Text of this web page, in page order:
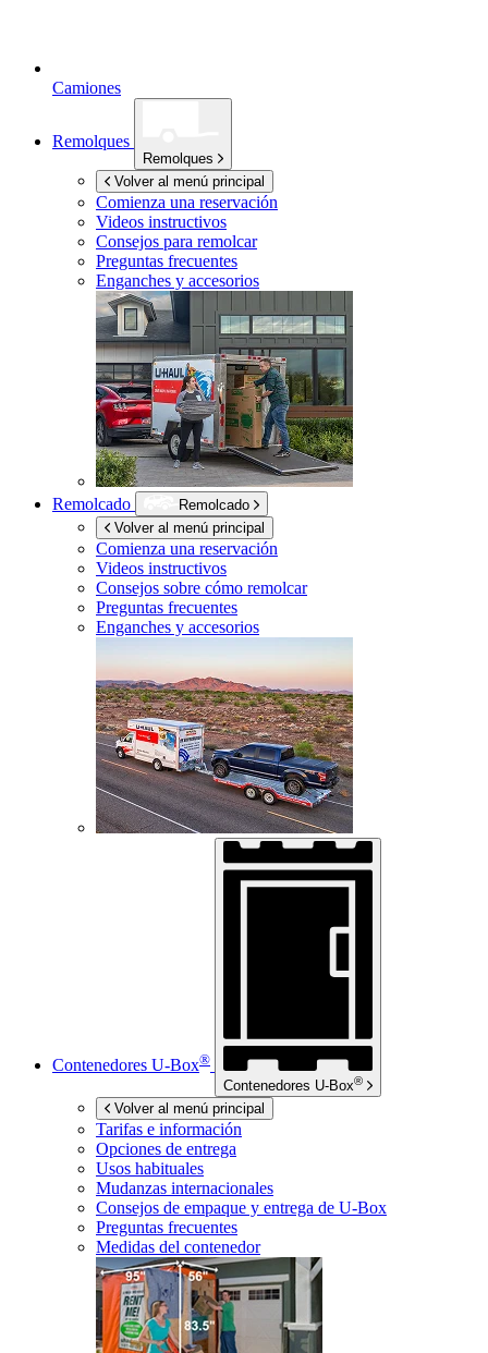
Camiones
Remolques
Remolques
Volver al menú principal
Comienza una reservación
Videos instructivos
Consejos para remolcar
Preguntas frecuentes
Enganches y accesorios
Remolcado
Remolcado
Volver al menú principal
Comienza una reservación
Videos instructivos
Consejos sobre cómo remolcar
Preguntas frecuentes
Enganches y accesorios
Contenedores U-Box®
Contenedores U-Box®
Volver al menú principal
Tarifas e información
Opciones de entrega
Usos habituales
Mudanzas internacionales
Consejos de empaque y entrega de U-Box
Preguntas frecuentes
Medidas del contenedor